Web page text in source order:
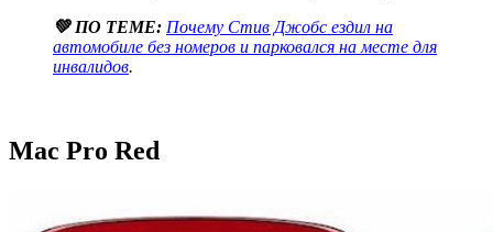
💚 ПО ТЕМЕ: Почему Стив Джобс ездил на
автомобиле без номеров и парковался на месте для
инвалидов.
Mac Pro Red